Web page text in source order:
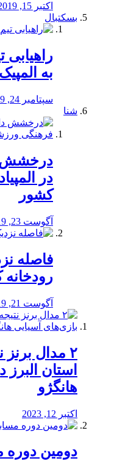
اکتبر 15, 2019
بسکتبال
راهیابی
به المپیک
سپتامبر 24, 2019
شنا
درخشش
در
کشور
آگوست 23, 2019
️فاصله
رودخانه
آگوست 21, 2019
استان
هانگژو
اکتبر 12, 2023
دومین دوره